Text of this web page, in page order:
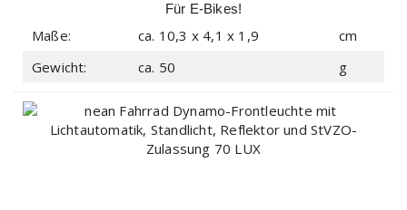
Für E-Bikes!
Maße: ca. 10,3 x 4,1 x 1,9
cm
Gewicht:
ca. 50 g